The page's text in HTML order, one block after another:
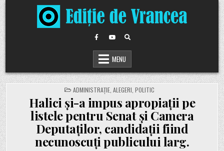
Skip
to
content
MENU
POSTED
IN
ADMINISTRAȚIE ALEGERI POLITIC
Halici și-a impus apropiații pe
listele pentru Senat și Camera
Deputaților, candidații fiind
necunoscuți publicului larg.